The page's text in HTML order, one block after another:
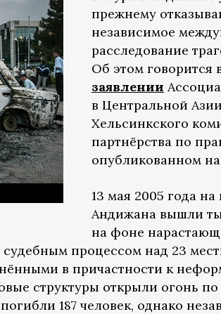
прежнему
независимое
расследование
Об этом говорится
заявлении
в Центральной
Хельсинкского
партнёрства по
опубликованном
13 мая 2005 года
Андижана вышли
на фоне
процессом над 23
в причастности к
структуры открыли огонь по
187 человек, однако